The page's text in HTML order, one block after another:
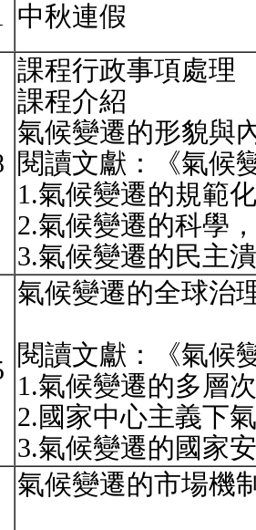
中秋連假
課程行政事項處理
課程介紹
氣候變遷的形貌與
閱讀文獻：《氣候
1.氣候變遷的規範
2.氣候變遷的科學
3.氣候變遷的民主
氣候變遷的全球治
閱讀文獻：《氣候
1.氣候變遷的多層
2.國家中心主義下
3.氣候變遷的國家
氣候變遷的市場機